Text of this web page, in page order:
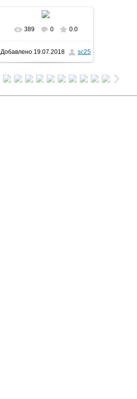
389 0 0.0
Добавлено 19.07.2018 sc25